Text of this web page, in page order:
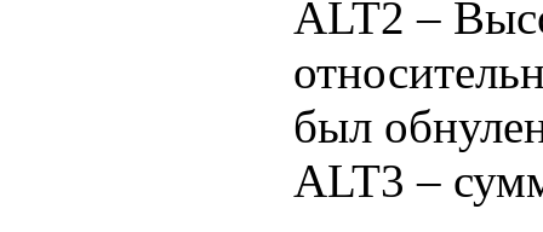
ALT2 –
был
ALT3 –